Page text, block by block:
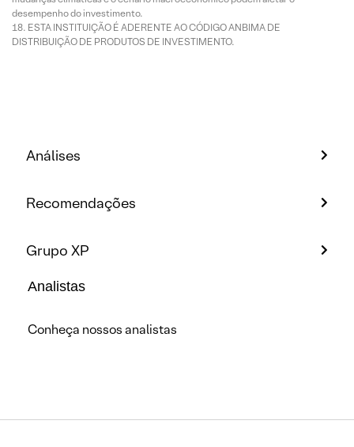
desempenho do investimento.
ESTA INSTITUIÇÃO É ADERENTE AO CÓDIGO ANBIMA DE
DISTRIBUIÇÃO DE PRODUTOS DE INVESTIMENTO.
Análises
Recomendações
Grupo XP
Analistas
Conheça nossos analistas